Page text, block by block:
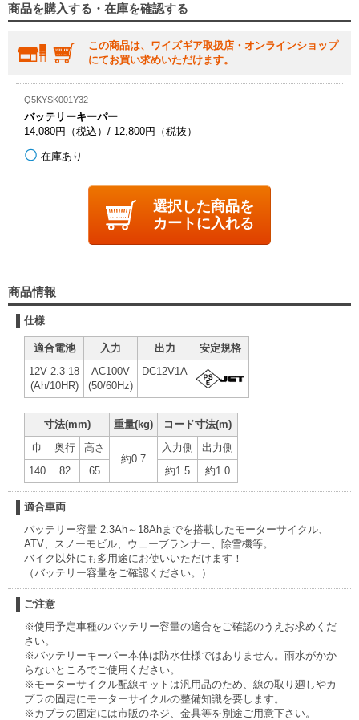
商品を購入する・在庫を確認する
この商品は、ワイズギア取扱店・オンラインショップ
にてお買い求めいただけます。
Q5KYSK001Y32
バッテリーキーパー
14,080円（税込）/ 12,800円（税抜）
在庫あり
選択した商品を
カートに入れる
商品情報
仕様
適合電池 入力 出力
安定規格
12V 2.3-18
(Ah/10HR)
AC100V
(50/60Hz)
DC12V1A
寸法(mm) 重量(kg)
コード寸法(m)
巾
奥行
高さ
約0.7
入力側
出力側
140
82 65 約1.5 約1.0
適合車両
バッテリー容量 2.3Ah～18Ahまでを搭載したモーターサイクル、
ATV、スノーモビル、ウェーブランナー、除雪機等。
バイク以外にも多用途にお使いいただけます！
（バッテリー容量をご確認ください。）
ご注意
※使用予定車種のバッテリー容量の適合をご確認のうえお求めくだ
さい。
※バッテリーキーパー本体は防水仕様ではありません。雨水がかか
らないところでご使用ください。
※モーターサイクル配線キットは汎用品のため、線の取り廻しやカ
プラの固定にモーターサイクルの整備知識を要します。
※カプラの固定には市販のネジ、金具等を別途ご用意下さい。